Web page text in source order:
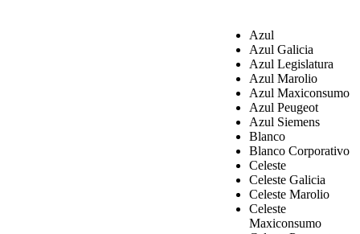
Azul
Azul Galicia
Azul Legislatura
Azul Marolio
Azul Maxiconsumo
Azul Peugeot
Azul Siemens
Blanco
Blanco Corporativo
Celeste
Celeste Galicia
Celeste Marolio
Celeste
Maxiconsumo